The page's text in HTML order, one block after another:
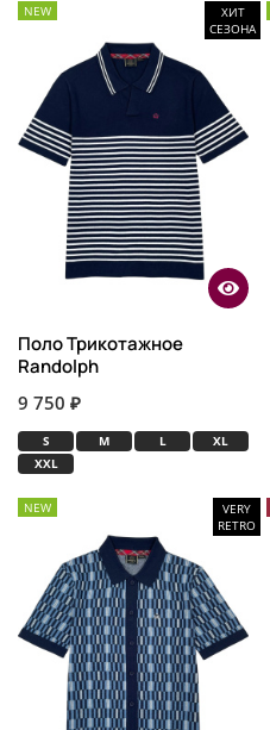
NEW
ХИТ
СЕЗОНА
Поло Трикотажное
Randolph
9 750 ₽
S M L
XL
XXL
NEW
VERY
RETRO